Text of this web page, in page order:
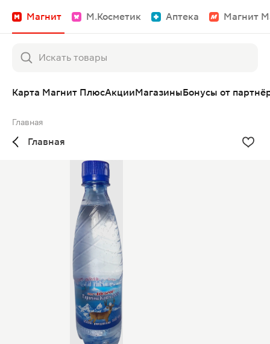
Магнит М.Косметик Аптека Магнит
Карта Магнит ПлюсАкцииМагазиныБонусы от
Главная
Главная